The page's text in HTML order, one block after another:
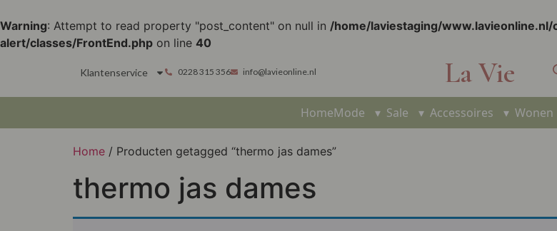
Warning: Attempt to read property "post_content" on null in /home/laviestaging/
alert/classes/FrontEnd.php on line 40
Klantenservice 0228 315 356 info@lavieonline.nl La Vie
HomeMode ▾ Sale ▾ Accessoires ▾ Wonen
Home / Producten getagged “thermo jas dames”
thermo jas dames